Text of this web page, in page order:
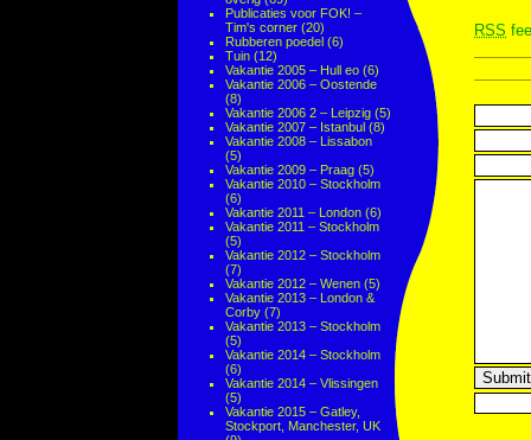
Publicaties voor FOK! –
Tim's corner (20)
Rubberen poedel (6)
Tuin (12)
Vakantie 2005 – Hull eo (6)
Vakantie 2006 – Oostende
(8)
Vakantie 2006 2 – Leipzig (5)
Vakantie 2007 – Istanbul (8)
Vakantie 2008 – Lissabon
(5)
Vakantie 2009 – Praag (5)
Vakantie 2010 – Stockholm
(6)
Vakantie 2011 – London (6)
Vakantie 2011 – Stockholm
(5)
Vakantie 2012 – Stockholm
(7)
Vakantie 2012 – Wenen (5)
Vakantie 2013 – London &
Corby (7)
Vakantie 2013 – Stockholm
(5)
Vakantie 2014 – Stockholm
(6)
Vakantie 2014 – Vlissingen
(5)
Vakantie 2015 – Gatley,
Stockport, Manchester, UK
RSS